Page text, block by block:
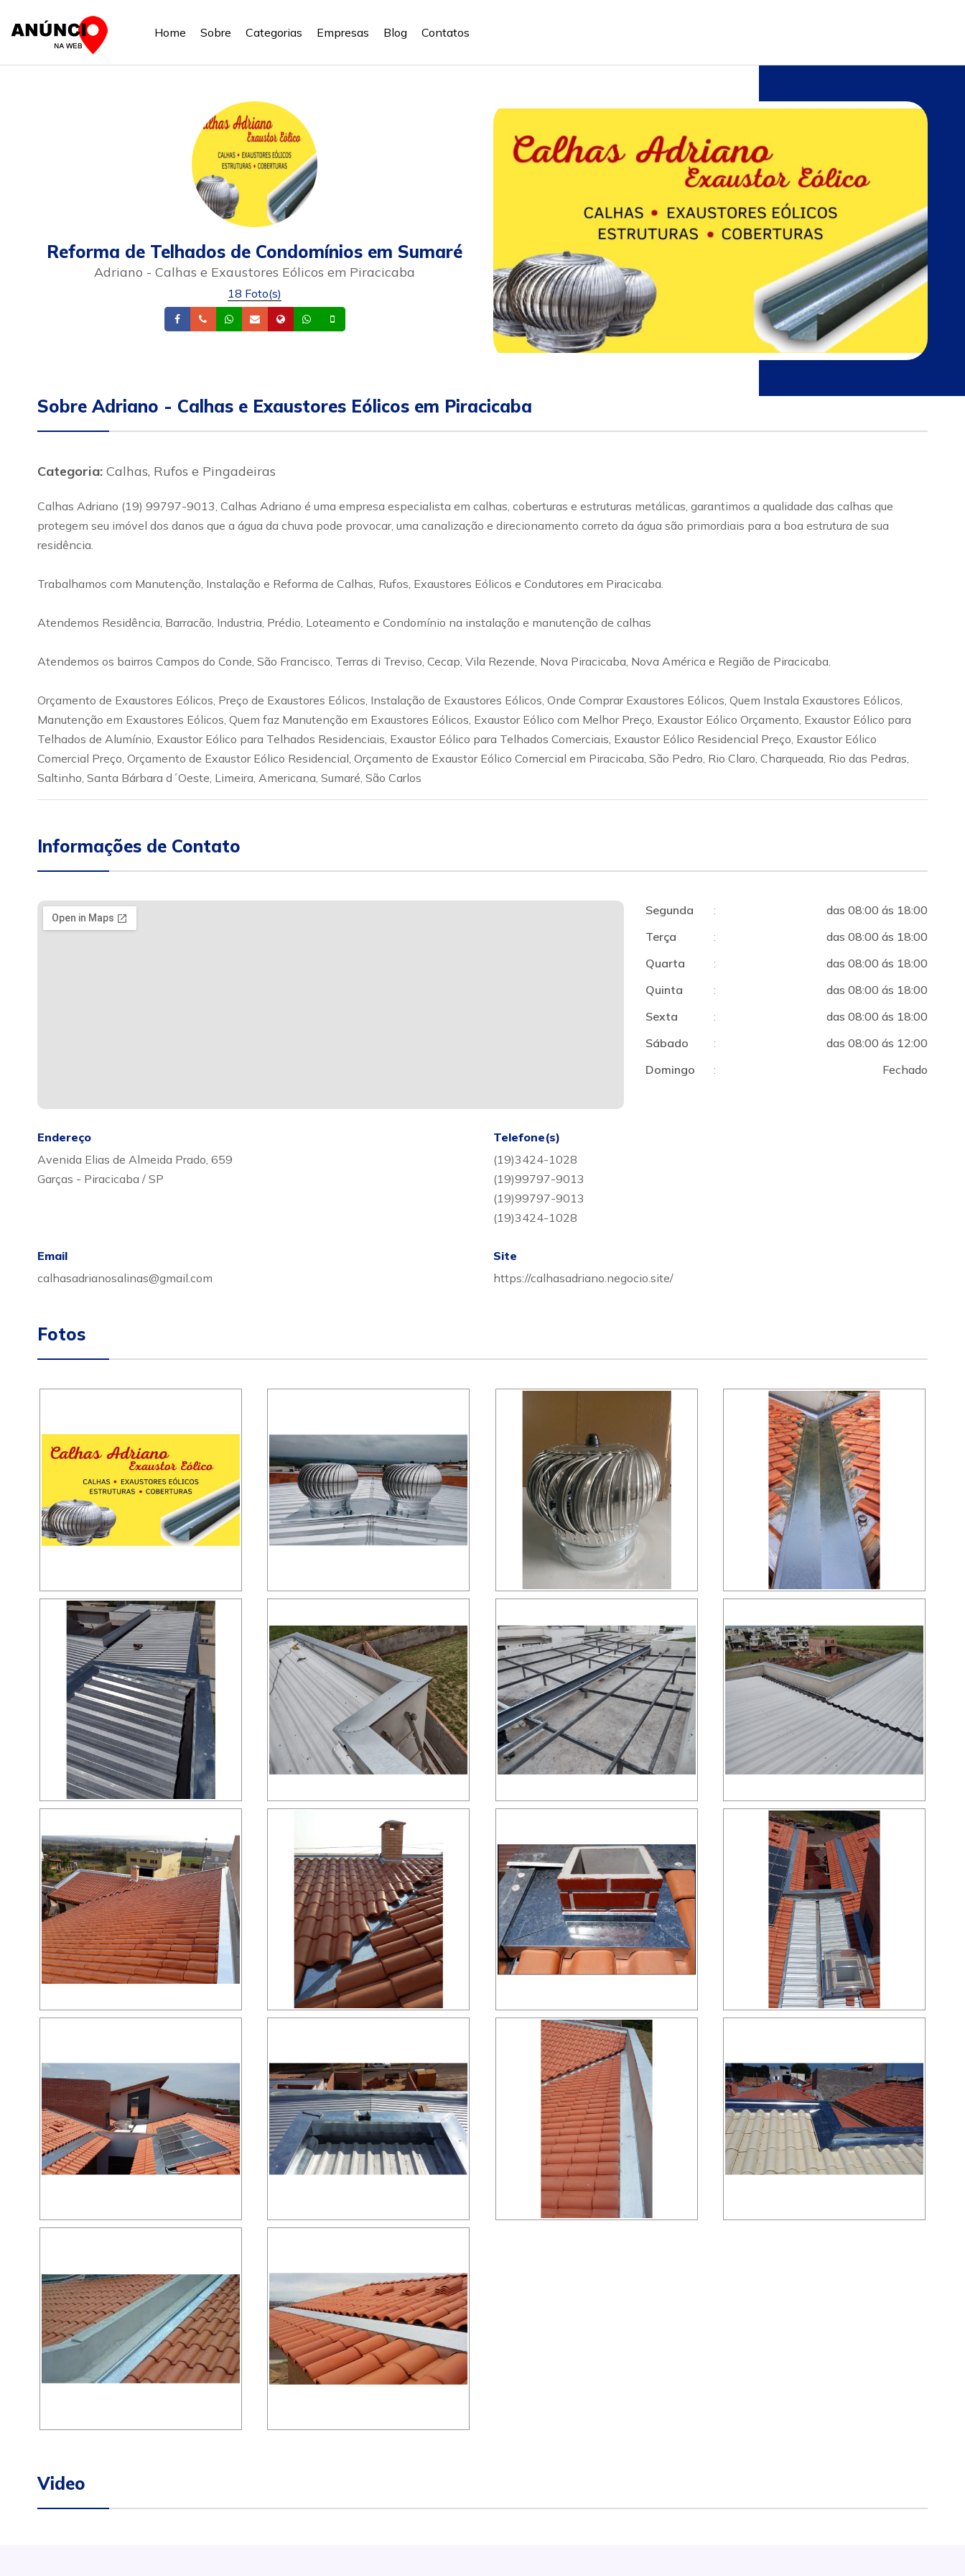
Home Sobre Categorias Empresas Blog Contatos
Reforma de Telhados de Condomínios em Sumaré
Adriano - Calhas e Exaustores Eólicos em Piracicaba
18 Foto(s)
FacebookTelefoneWhatsapp
Email Site Whatsapp
Sobre Adriano - Calhas e Exaustores Eólicos em Piracicaba
Categoria: Calhas, Rufos e Pingadeiras
Calhas Adriano (19) 99797-9013, Calhas Adriano é uma empresa especialista em calhas, coberturas e estruturas metálicas, garantimos a qualidade das calhas que
protegem seu imóvel dos danos que a água da chuva pode provocar, uma canalização e direcionamento correto da água são primordiais para a boa estrutura de sua
residência.
Trabalhamos com Manutenção, Instalação e Reforma de Calhas, Rufos, Exaustores Eólicos e Condutores em Piracicaba.
Atendemos Residência, Barracão, Industria, Prédio, Loteamento e Condomínio na instalação e manutenção de calhas
Atendemos os bairros Campos do Conde, São Francisco, Terras di Treviso, Cecap, Vila Rezende, Nova Piracicaba, Nova América e Região de Piracicaba.
Orçamento de Exaustores Eólicos, Preço de Exaustores Eólicos, Instalação de Exaustores Eólicos, Onde Comprar Exaustores Eólicos, Quem Instala Exaustores Eólicos,
Manutenção em Exaustores Eólicos, Quem faz Manutenção em Exaustores Eólicos, Exaustor Eólico com Melhor Preço, Exaustor Eólico Orçamento, Exaustor Eólico para
Telhados de Alumínio, Exaustor Eólico para Telhados Residenciais, Exaustor Eólico para Telhados Comerciais, Exaustor Eólico Residencial Preço, Exaustor Eólico
Comercial Preço, Orçamento de Exaustor Eólico Residencial, Orçamento de Exaustor Eólico Comercial em Piracicaba, São Pedro, Rio Claro, Charqueada, Rio das Pedras,
Saltinho, Santa Bárbara d´Oeste, Limeira, Americana, Sumaré, São Carlos
Informações de Contato
Segunda :
das 08:00 ás 18:00
Terça
:
das 08:00 ás 18:00
Quarta
:
das 08:00 ás 18:00
Quinta
:
das 08:00 ás 18:00
Sexta
:
das 08:00 ás 18:00
Sábado
:
das 08:00 ás 12:00
Domingo
: Fechado
Endereço
Avenida Elias de Almeida Prado, 659
Garças - Piracicaba / SP
Telefone(s)
(19)3424-1028
(19)99797-9013
(19)99797-9013
(19)3424-1028
Email
calhasadrianosalinas@gmail.com
Site
https://calhasadriano.negocio.site/
Fotos
Video